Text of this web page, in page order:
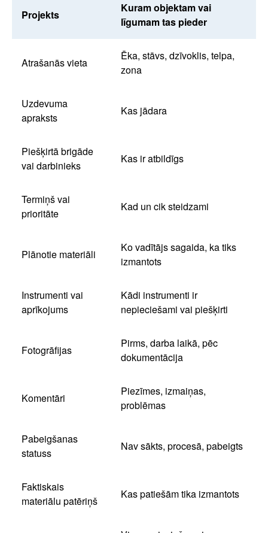
Projekts
Kuram objektam vai
līgumam tas pieder
Atrašanās vieta
Ēka, stāvs, dzīvoklis, telpa,
zona
Uzdevuma
apraksts
Kas jādara
Piešķirtā brigāde
vai darbinieks
Kas ir atbildīgs
Termiņš vai
prioritāte
Kad un cik steidzami
Plānotie materiāli
Ko vadītājs sagaida, ka tiks
izmantots
Instrumenti vai
aprīkojums
Kādi instrumenti ir
nepieciešami vai piešķirti
Fotogrāfijas
Pirms, darba laikā, pēc
dokumentācija
Komentāri
Piezīmes, izmaiņas,
problēmas
Pabeigšanas
statuss
Nav sākts, procesā, pabeigts
Faktiskais
materiālu patēriņš
Kas patiešām tika izmantots